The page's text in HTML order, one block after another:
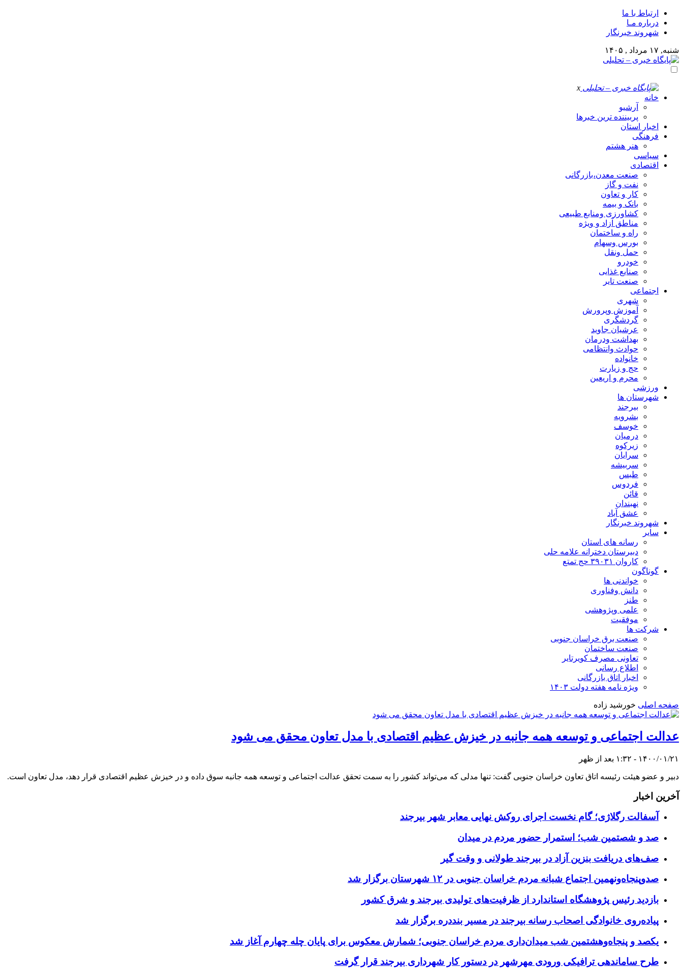
ارتباط با ما
درباره مـا
شهروند خبرنگار
شنبه, ۱۷ مرداد , ۱۴۰۵
x
خانه
آرشیو
پربیننده ترین خبرها
اخبار استان
فرهنگی
هنر هشتم
سیاسی
اقتصادی
صنعت معدن،بازرگانی
نفت و گاز
کار و تعاون
بانک و بیمه
کشاورزی ومنابع طبیعی
مناطق آزاد و ویژه
راه و ساختمان
بورس وسهام
حمل ونقل
خودرو
صنایع غذایی
صنعت تایر
اجتماعی
شهری
آموزش وپرورش
گردشگری
عرشیان جاوید
بهداشت ودرمان
حوادث وانتظامی
خانواده
حج و زیارت
محرم و اریعین
ورزشی
شهرستان ها
بیرجند
بشرویه
خوسف
درمیان
زیرکوه
سرایان
سربیشه
طبس
فردوس
قائن
نهبندان
عشق آباد
شهروند خبرنگار
سایر
رسانه های استان
دبیرستان دخترانه علامه حلی
کاروان ۳۹۰۳۱ حج تمتع
گوناگون
خواندنی ها
دانش وفناوری
طنز
علمی وپژوهشی
موفقیت
شرکت ها
صنعت برق خراسان جنوبی
صنعت ساختمان
تعاونی مصرف کویرتایر
اطلاع رسانی
اخبار اتاق بازرگانی
ویژه نامه هفته دولت ۱۴۰۳
صفحه اصلی خورشید زاده
عدالت اجتماعی و توسعه همه جانبه در خیزش عظیم اقتصادی با مدل تعاون محقق می شود
۱۴۰۰/۰۱/۲۱ - ۱:۳۲ بعد از ظهر
دبیر و عضو هیئت رئیسه اتاق تعاون خراسان جنوبی گفت: تنها مدلی که می‌تواند کشور را به سمت تحقق عدالت اجتماعی و توسعه همه جانبه سوق داده و در خیزش عظیم اقتصادی قرار دهد، مدل تعاون است.
آخرین اخبار
آسفالت رگلاژی؛ گام نخست اجرای روکش نهایی معابر شهر بیرجند
صد و شصتمین شب؛ استمرار حضور مردم در میدان
صف‌های دریافت بنزین آزاد در بیرجند طولانی و وقت گیر
صدوپنجاه‌ونهمین اجتماع شبانه مردم خراسان جنوبی در ۱۲ شهرستان برگزار شد
بازدید رئیس پژوهشگاه استاندارد از ظرفیت‌های تولیدی بیرجند و شرق کشور
پیاده‌روی خانوادگی اصحاب رسانه بیرجند در مسیر بنددره برگزار شد
یکصد و پنجاه‌وهشتمین شب میدان‌داری مردم خراسان جنوبی؛ شمارش معکوس برای پایان چله چهارم آغاز شد
طرح ساماندهی ترافیکی ورودی مهرشهر در دستور کار شهرداری بیرجند قرار گرفت